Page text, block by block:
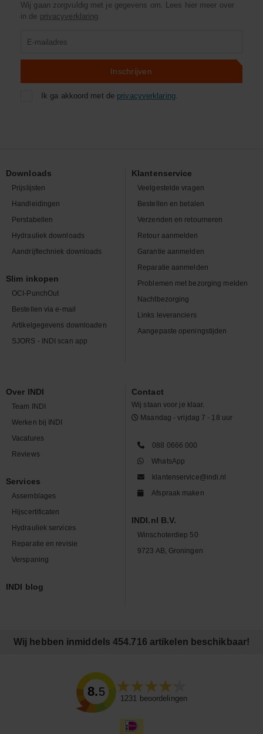
Wij gaan zorgvuldig met je gegevens om. Lees hier meer over
in de privacyverklaring.
Inschrijven
Ik ga akkoord met de privacyverklaring.
Downloads
Prijslijsten
Handleidingen
Perstabellen
Hydrauliek downloads
Aandrijftechniek downloads
Slim inkopen
OCI-PunchOut
Bestellen via e-mail
Artikelgegevens downloaden
SJORS - INDI scan app
Klantenservice
Veelgestelde vragen
Bestellen en betalen
Verzenden en retourneren
Retour aanmelden
Garantie aanmelden
Reparatie aanmelden
Problemen met bezorging melden
Nachtbezorging
Links leveranciers
Aangepaste openingstijden
Over INDI
Team INDI
Werken bij INDI
Vacatures
Reviews
Services
Assemblages
Hijscertificaten
Hydrauliek services
Reparatie en revisie
Verspaning
INDI blog
Contact
Wij staan voor je klaar.
Maandag - vrijdag 7 - 18 uur
088 0666 000
WhatsApp
klantenservice@indi.nl
Afspraak maken
INDI.nl B.V.
Winschoterdiep 50
9723 AB, Groningen
Wij hebben inmiddels 454.716 artikelen beschikbaar!
8.5
1231 beoordelingen